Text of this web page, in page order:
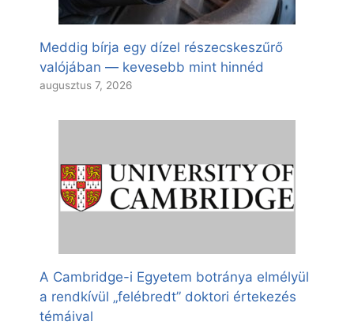
Meddig bírja egy dízel részecskeszűrő
valójában — kevesebb mint hinnéd
augusztus 7, 2026
A Cambridge-i Egyetem botránya elmélyül
a rendkívül „felébredt” doktori értekezés
témáival